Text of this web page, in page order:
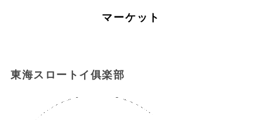
マーケット
東海スロートイ俱楽部